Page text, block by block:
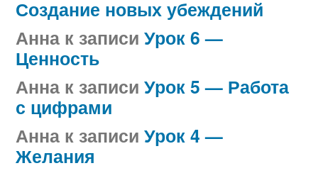
Создание новых убеждений
Анна к записи Урок 6 —
Ценность
Анна к записи Урок 5 — Работа
с цифрами
Анна к записи Урок 4 —
Желания